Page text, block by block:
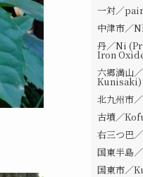
一対／pair
中津市／
丹／Ni
Iron
六郷満山
Kunisaki)
北九州市
古墳／
右三つ巴
国東半島
国東市／